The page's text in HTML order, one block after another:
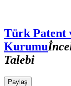
Türk Patent
Kurumu
Talebi
Paylaş